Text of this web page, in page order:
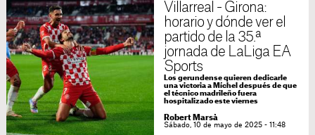
Villarreal - Girona:
horario y dónde ver el
partido de la 35.ª
jornada de LaLiga EA
Sports
Los gerundense quieren dedicarle
una victoria a Míchel después de que
el técnico madrileño fuera
hospitalizado este viernes
Robert Marsà
Sábado, 10 de mayo de 2025 - 11:48